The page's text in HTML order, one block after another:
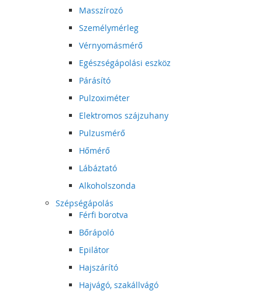
Masszírozó
Személymérleg
Vérnyomásmérő
Egészségápolási eszköz
Párásító
Pulzoximéter
Elektromos szájzuhany
Pulzusmérő
Hőmérő
Lábáztató
Alkoholszonda
Szépségápolás
Férfi borotva
Bőrápoló
Epilátor
Hajszárító
Hajvágó, szakállvágó